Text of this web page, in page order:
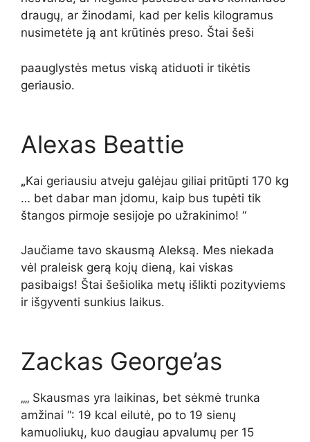
draugų, ar žinodami, kad per kelis kilogramus
nusimetėte ją ant krūtinės preso. Štai šeši
paauglystės metus viską atiduoti ir tikėtis
geriausio.
Alexas Beattie
„Kai geriausiu atveju galėjau giliai pritūpti 170 kg
… bet dabar man įdomu, kaip bus tupėti tik
štangos pirmoje sesijoje po užrakinimo! “
Jaučiame tavo skausmą Aleksą. Mes niekada
vėl praleisk gerą kojų dieną, kai viskas
pasibaigs! Štai šešiolika metų išlikti pozityviems
ir išgyventi sunkius laikus.
Zackas George’as
„„ Skausmas yra laikinas, bet sėkmė trunka
amžinai “: 19 kcal eilutė, po to 19 sienų
kamuoliukų, kuo daugiau apvalumų per 15